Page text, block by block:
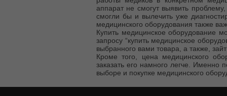
аппарат не смогут выявить
смогли бы и вылечить уже
медицинского оборудования также
Купить медицинское оборудование
запросу “купить медицинское
выбранного вами товара, а также,
Кроме того, цена медицинского
заказать его намного легче. Именно
выборе и покупке медицинского